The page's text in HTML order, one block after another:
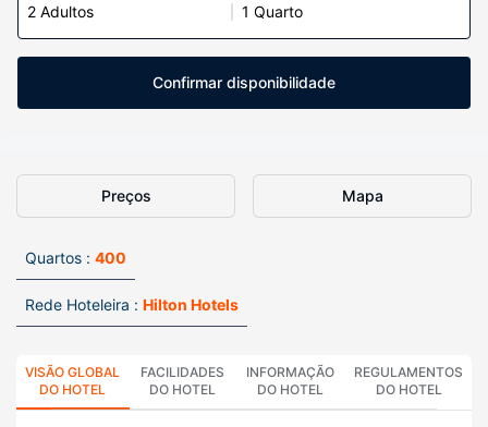
2 Adultos 1 Quarto
Confirmar disponibilidade
Preços Mapa
Quartos : 400
Rede Hoteleira : Hilton Hotels
VISÃO GLOBAL
DO HOTEL
FACILIDADES
DO HOTEL
INFORMAÇÃO
DO HOTEL
REGULAMENTOS
DO HOTEL